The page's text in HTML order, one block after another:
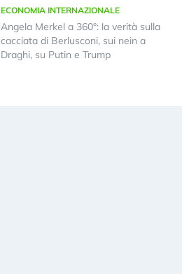
ECONOMIA INTERNAZIONALE
Angela Merkel a 360°: la verità sulla
cacciata di Berlusconi, sui nein a
Draghi, su Putin e Trump